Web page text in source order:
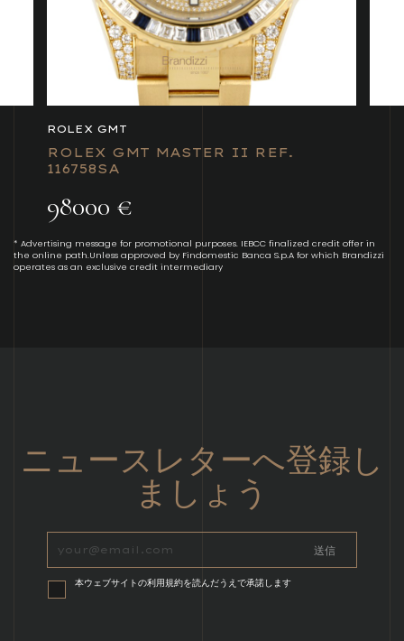
ROLEX GMT
ROLEX GMT MASTER II REF.
116758SA
98000 €
* Advertising message for promotional purposes. IEBCC finalized credit offer in
the online path.Unless approved by Findomestic Banca S.p.A for which Brandizzi
operates as an exclusive credit intermediary
ニュースレターへ登録し
ましょう
本ウェブサイトの利用規約を読んだうえで承諾します